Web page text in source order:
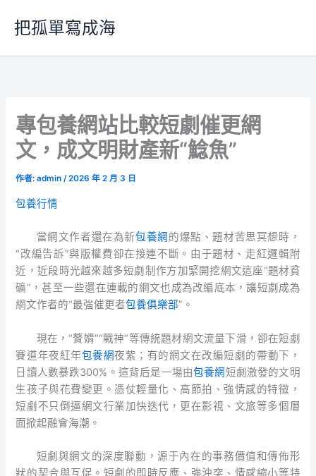
要
把孤單寫成海
專包養網站比較短劇催更網
文，成文明財產新“鯰魚”
作者:admin/2026 年 2 月 3 日
包養行情
當網文作者還在為新包養網 的爆點、題材苦思冥想時，
“改編告訴”與版權費卻在接連不斷。由于題材、走紅邏輯附
近，近段時光越來越多短劇制作方加緊開挖網文這座“題材貧
礦”，甚至一些還在連載的網文也成為改編底本，讓短劇成為
網文作者的“最強催更者包養俱樂部”。
現在，“贅婿”“戰神”等傳統題材網文流量下滑，卻在短劇
賽道年夜紅年包養網夜紫；有的網文在改編短劇的帶動下，
日讀人數暴跌300%。這背后是一場由包養網短劇激發的文明
生孩子與花費變更。憑仗輕量化、高節拍、強情感的特徵，
短劇不只倒逼網文行業加快迭代，更在影視、文旅等多個層
面掀起融會海潮。
短劇與網文的深度聯動，源于內在的事務價值和傳佈形
狀的契合與互促。短劇的即時反應、強沖突、情感縮小等特